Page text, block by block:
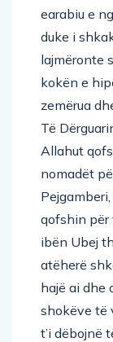
earabiu e
duke i
lajmëronte
kokën e
zemërua
Të
Allahut
nomadët
qofshin për
ibën Ubej
atëherë
hajë ai dhe
shokëve të
t’i dëbojnë